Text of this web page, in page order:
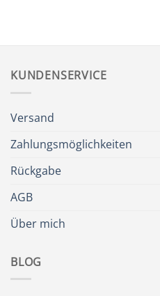
KUNDENSERVICE
Versand
Zahlungsmöglichkeiten
Rückgabe
AGB
Über mich
BLOG